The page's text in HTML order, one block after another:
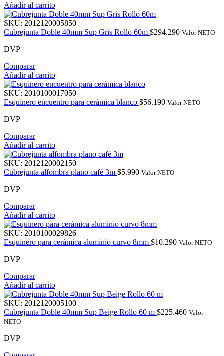
Añadir al carrito
SKU: 2012120005850
Cubrejunta Doble 40mm Sup Gris Rollo 60m $294.290 Valor NETO
DVP
Comparar
Añadir al carrito
SKU: 2010100017050
Esquinero encuentro para cerámica blanco $56.190 Valor NETO
DVP
Comparar
Añadir al carrito
SKU: 2012120002150
Cubrejunta alfombra plano café 3m $5.990 Valor NETO
DVP
Comparar
Añadir al carrito
SKU: 2010100029826
Esquinero para cerámica aluminio curvo 8mm $10.290 Valor NETO
DVP
Comparar
Añadir al carrito
SKU: 2012120005100
Cubrejunta Doble 40mm Sup Beige Rollo 60 m $225.460 Valor
NETO
DVP